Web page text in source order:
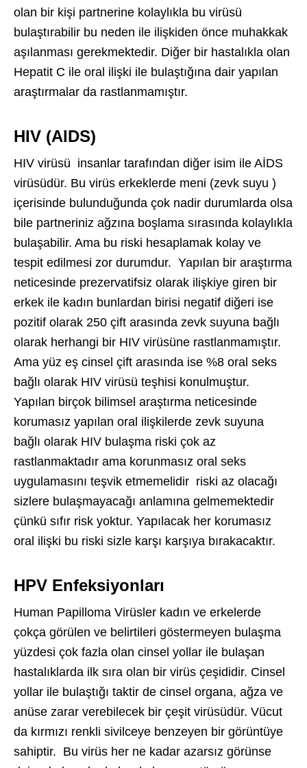
olan bir kişi partnerine kolaylıkla bu virüsü
bulaştırabilir bu neden ile ilişkiden önce muhakkak
aşılanması gerekmektedir. Diğer bir hastalıkla olan
Hepatit C ile oral ilişki ile bulaştığına dair yapılan
araştırmalar da rastlanmamıştır.
HIV (AIDS)
HIV virüsü insanlar tarafından diğer isim ile AİDS
virüsüdür. Bu virüs erkeklerde meni (zevk suyu )
içerisinde bulunduğunda çok nadir durumlarda olsa
bile partneriniz ağzına boşlama sırasında kolaylıkla
bulaşabilir. Ama bu riski hesaplamak kolay ve
tespit edilmesi zor durumdur. Yapılan bir araştırma
neticesinde prezervatifsiz olarak ilişkiye giren bir
erkek ile kadın bunlardan birisi negatif diğeri ise
pozitif olarak 250 çift arasında zevk suyuna bağlı
olarak herhangi bir HIV virüsüne rastlanmamıştır.
Ama yüz eş cinsel çift arasında ise %8 oral seks
bağlı olarak HIV virüsü teşhisi konulmuştur.
Yapılan birçok bilimsel araştırma neticesinde
korumasız yapılan oral ilişkilerde zevk suyuna
bağlı olarak HIV bulaşma riski çok az
rastlanmaktadır ama korunmasız oral seks
uygulamasını teşvik etmemelidir riski az olacağı
sizlere bulaşmayacağı anlamına gelmemektedir
çünkü sıfır risk yoktur. Yapılacak her korumasız
oral ilişki bu riski sizle karşı karşıya bırakacaktır.
HPV Enfeksiyonları
Human Papilloma Virüsler kadın ve erkelerde
çokça görülen ve belirtileri göstermeyen bulaşma
yüzdesi çok fazla olan cinsel yollar ile bulaşan
hastalıklarda ilk sıra olan bir virüs çeşididir. Cinsel
yollar ile bulaştığı taktir de cinsel organa, ağza ve
anüse zarar verebilecek bir çeşit virüsüdür. Vücut
da kırmızı renkli sivilceye benzeyen bir görüntüye
sahiptir. Bu virüs her ne kadar azarsız görünse